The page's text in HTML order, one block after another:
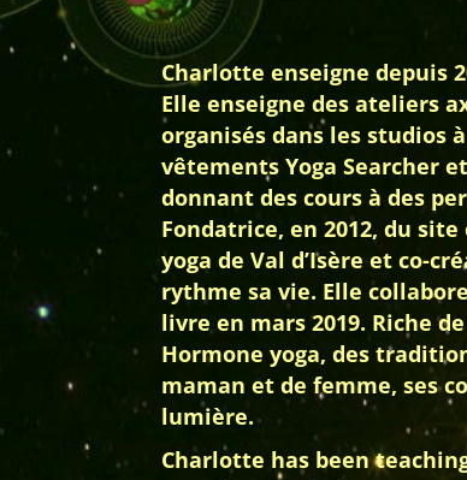
Charlotte enseigne depuis
Elle enseigne des ateliers
organisés dans les studios
vêtements Yoga Searcher
donnant des cours à des
Fondatrice, en 2012, du
yoga de Val d’Isère et co-
rythme sa vie. Elle
livre en mars 2019. Riche
Hormone yoga, des
maman et de femme, ses
lumière.
Charlotte has been